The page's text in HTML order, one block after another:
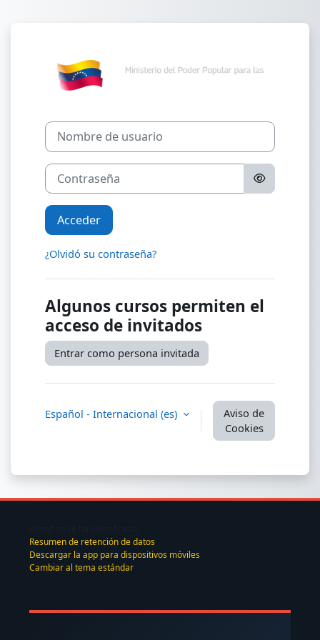
Entrar a
Nombre de usuario
Contraseña
Acceder
¿Olvidó su contraseña?
Algunos cursos permiten el
acceso de invitados
Entrar como persona invitada
Español - Internacional ‎(es)‎
Aviso de
Cookies
Resumen de retención de datos
Descargar la app para dispositivos móviles
Cambiar al tema estándar